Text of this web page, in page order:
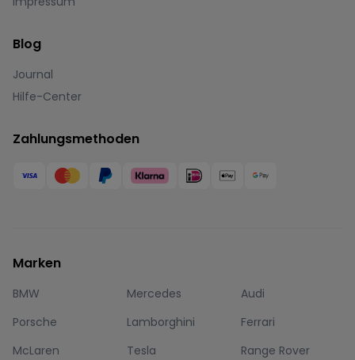
Blog
Journal
Hilfe-Center
Zahlungsmethoden
Marken
BMW Mercedes
Audi
Porsche
Lamborghini
Ferrari
McLaren
Tesla
Range Rover